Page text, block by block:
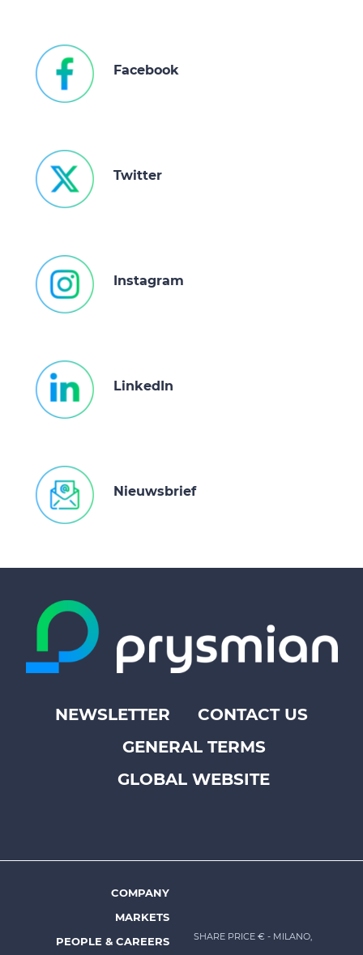
Facebook
Twitter
Instagram
LinkedIn
Nieuwsbrief
Footer
NEWSLETTER
CONTACT US
GENERAL TERMS
GLOBAL WEBSITE
Footer
menu
COMPANY
MARKETS
PEOPLE & CAREERS
SHARE PRICE € - MILANO,